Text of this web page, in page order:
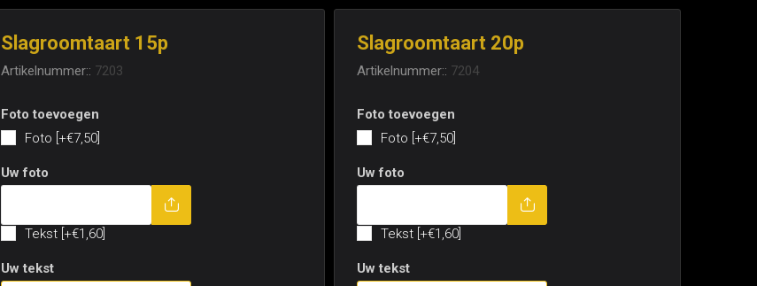
Slagroomtaart 15p
Artikelnummer:: 7203
Foto toevoegen
Foto [+€7,50]
Uw foto
Tekst toevoegen
Tekst [+€1,60]
Uw tekst
Slagroomtaart 20p
Artikelnummer:: 7204
Foto toevoegen
Foto [+€7,50]
Uw foto
Tekst toevoegen
Tekst [+€1,60]
Uw tekst